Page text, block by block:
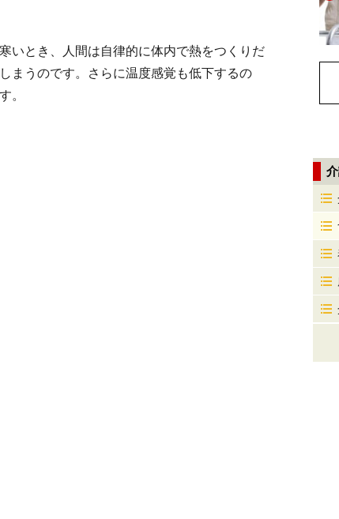
いとき、人間は自律的に体内で熱をつくりだ
まうのです。さらに温度感覚も低下するの
。